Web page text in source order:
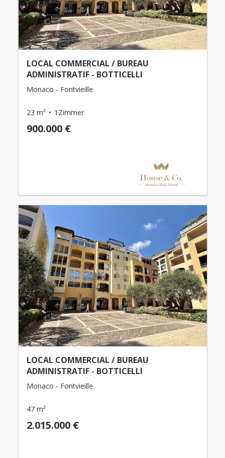
LOCAL COMMERCIAL / BUREAU
ADMINISTRATIF - BOTTICELLI
Monaco - Fontvieille
23 m² 1Zimmer
900.000 €
LOCAL COMMERCIAL / BUREAU
ADMINISTRATIF - BOTTICELLI
Monaco - Fontvieille
47 m²
2.015.000 €